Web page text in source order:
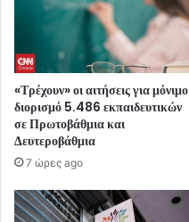
«Τρέχουν» οι αιτήσεις για μόνιμο
διορισμό 5.486 εκπαιδευτικών
σε Πρωτοβάθμια και
Δευτεροβάθμια
7 ώρες ago